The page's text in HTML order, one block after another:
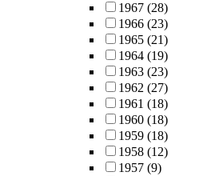
1967 (28)
1966 (23)
1965 (21)
1964 (19)
1963 (23)
1962 (27)
1961 (18)
1960 (18)
1959 (18)
1958 (12)
1957 (9)